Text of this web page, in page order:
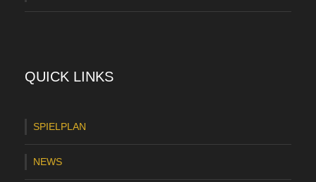
QUICK LINKS
SPIELPLAN
NEWS